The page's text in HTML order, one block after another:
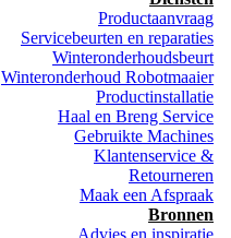
Productaanvraag
Servicebeurten en reparaties
Winteronderhoudsbeurt
Winteronderhoud Robotmaaier
Productinstallatie
Haal en Breng Service
Gebruikte Machines
Klantenservice &
Retourneren
Maak een Afspraak
Bronnen
Advies en inspiratie